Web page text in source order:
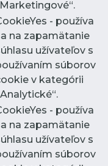
- používa
na zapamätanie
užívateľov s
súborov
v kategórii
- používa
na zapamätanie
užívateľov s
súborov